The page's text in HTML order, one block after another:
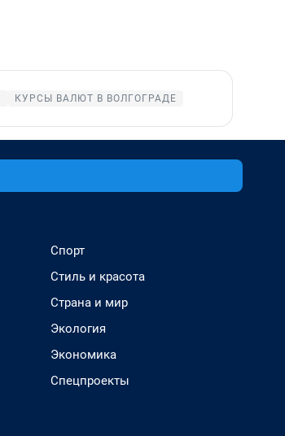
КУРСЫ ВАЛЮТ В ВОЛГОГРАДЕ
Спорт
Стиль и красота
Страна и мир
Экология
Экономика
Спецпроекты